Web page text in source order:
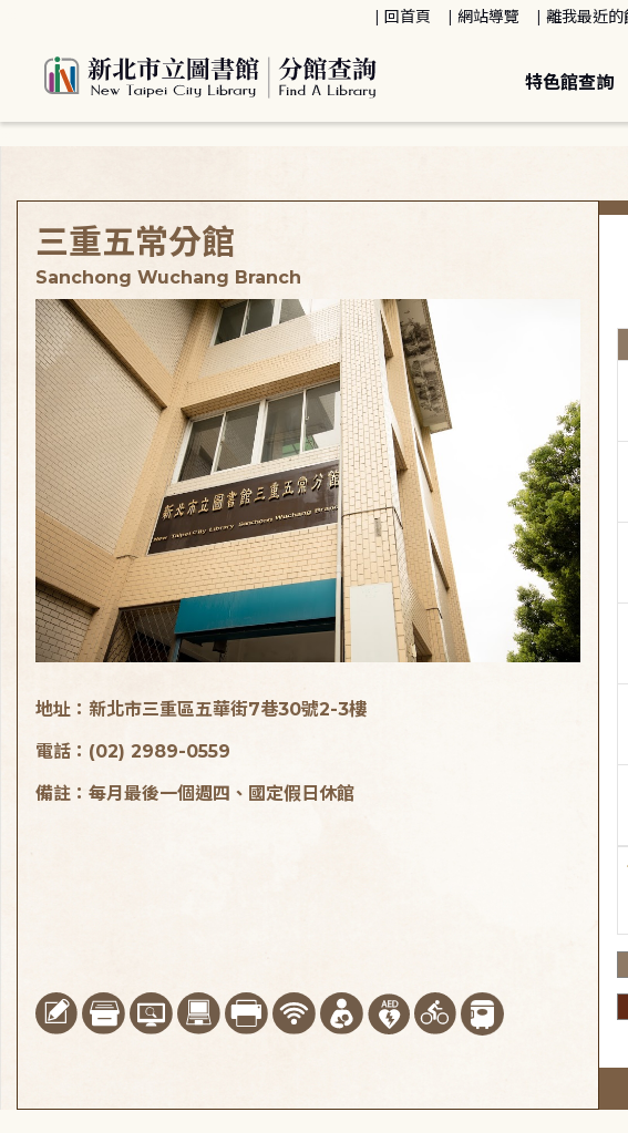
回首頁 網站導覽 離我最近
特色館查詢
三重五常分館
Sanchong Wuchang Branch
地址：新北市三重區五華街7巷30號2-3樓
電話：(02) 2989-0559
備註：每月最後一個週四、國定假日休館